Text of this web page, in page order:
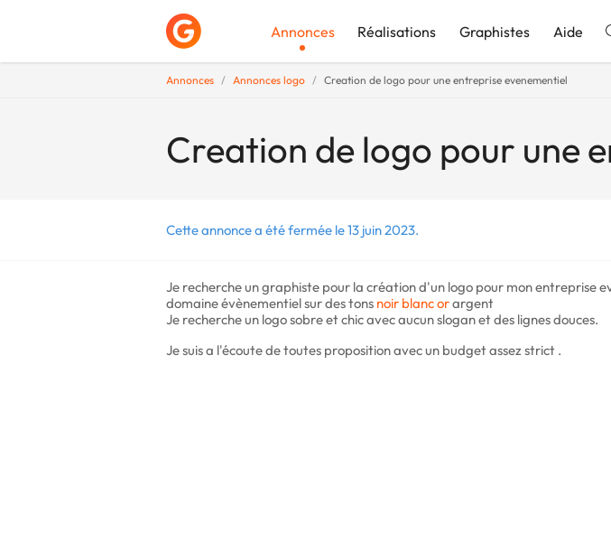
Annonces Réalisations Graphistes Aide
Annonces Annonces logo Creation de logo pour une entreprise evenementiel
Creation de logo pour une
Cette annonce a été fermée le 13 juin 2023.
Je recherche un graphiste pour la création d'un logo pour mon entreprise
domaine évènementiel sur des tons noir blancorargent
Je recherche un logo sobre et chic avec aucun slogan et des lignes douces.
Je suis a l'écoute de toutes proposition avec un budget assez strict .